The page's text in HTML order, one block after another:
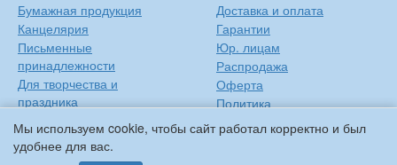
Мы используем cookie, чтобы сайт работал корректно и был
удобнее для вас.
Бумажная продукция
Канцелярия
Письменные
принадлежности
Для творчества и
праздника
Оргтехника
Хозтовары
Доставка и оплата
Гарантии
Юр. лицам
Распродажа
Оферта
Политика
конфиденциальности
Контакты